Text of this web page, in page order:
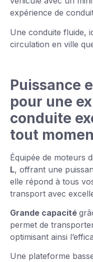
expérience de
Une conduite fluide,
circulation en ville
Puissance
pour une
conduite
tout
Équipée de moteurs
L, offrant une
elle répond à tous
transport avec
Grande capacité
permet de
optimisant ainsi
Une plateforme